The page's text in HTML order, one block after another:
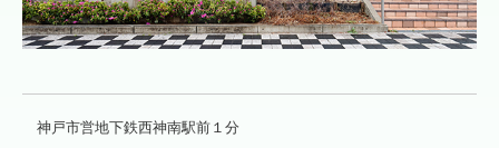
神戸市営地下鉄西神南駅前１分